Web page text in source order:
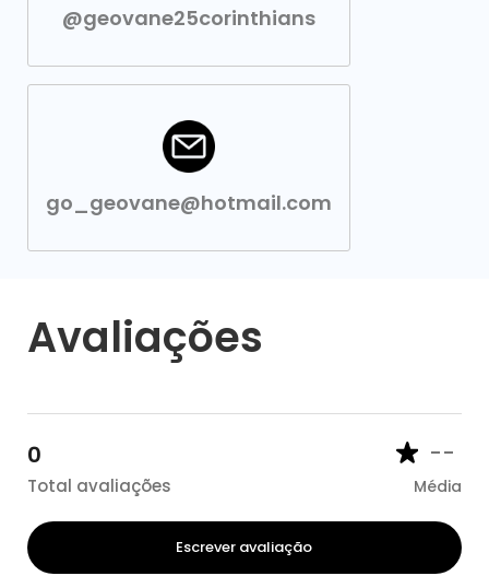
@geovane25corinthians
go_geovane@hotmail.com
Avaliações
0
Total avaliações
--
Média
Escrever avaliação